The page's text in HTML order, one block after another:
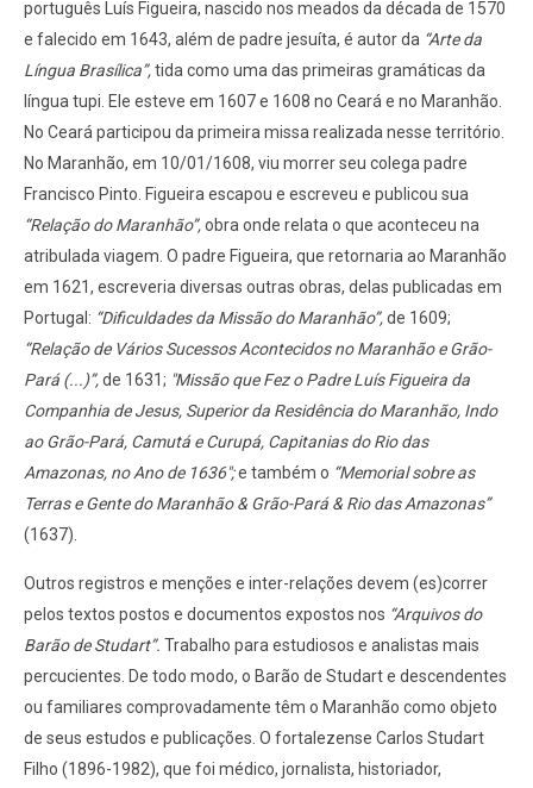
português Luís Figueira, nascido nos meados da década de 1570
e falecido em 1643, além de padre jesuíta, é autor da “Arte da
Língua Brasílica”,tida como uma das primeiras gramáticas da
língua tupi. Ele esteve em 1607 e 1608 no Ceará e no Maranhão.
No Ceará participou da primeira missa realizada nesse território.
No Maranhão, em 10/01/1608, viu morrer seu colega padre
Francisco Pinto. Figueira escapou e escreveu e publicou sua
“Relação do Maranhão”,obra onde relata o que aconteceu na
atribulada viagem. O padre Figueira, que retornaria ao Maranhão
em 1621, escreveria diversas outras obras, delas publicadas em
Portugal: “Dificuldades da Missão do Maranhão”,de 1609;
“Relação de Vários Sucessos Acontecidos no Maranhão e Grão-
Pará (...)”,de 1631; "Missão que Fez o Padre Luís Figueira da
Companhia de Jesus, Superior da Residência do Maranhão, Indo
ao Grão-Pará, Camutá e Curupá, Capitanias do Rio das
Amazonas, no Ano de 1636";e também o “Memorial sobre as
Terras e Gente do Maranhão & Grão-Pará & Rio das Amazonas”
(1637).
Outros registros e menções e inter-relações devem (es)correr
pelos textos postos e documentos expostos nos “Arquivos do
Barão de Studart”. Trabalho para estudiosos e analistas mais
percucientes. De todo modo, o Barão de Studart e descendentes
ou familiares comprovadamente têm o Maranhão como objeto
de seus estudos e publicações. O fortalezense Carlos Studart
Filho (1896-1982), que foi médico, jornalista, historiador,